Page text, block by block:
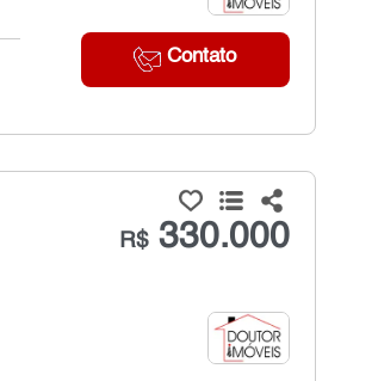
Contato
R$330.000